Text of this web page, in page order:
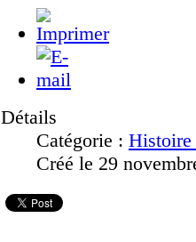
Détails
Catégorie :
Créé le 29